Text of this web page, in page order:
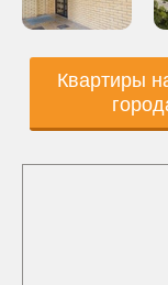
Квартиры